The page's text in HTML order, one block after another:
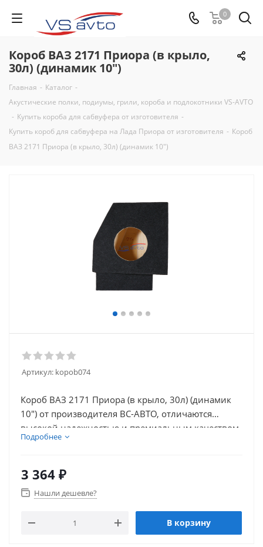
0
Короб ВАЗ 2171 Приора (в крыло,
30л) (динамик 10")
Главная - Каталог -
Акустические полки, подиумы, грили, короба и подлокотники VS-AVTO
- Купить короба для сабвуфера от изготовителя -
Купить короб для сабвуфера на Лада Приора от изготовителя - Короб
ВАЗ 2171 Приора (в крыло, 30л) (динамик 10")
Артикул: kopob074
Короб ВАЗ 2171 Приора (в крыло, 30л) (динамик
10") от производителя ВС-АВТО, отличаются
высокой надежностью и премиальным качеством
изготовления
Подробнее
3 364 ₽
Нашли дешевле?
В корзину